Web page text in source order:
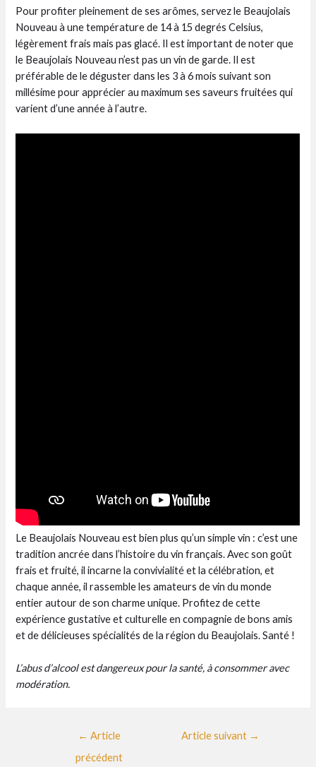
Pour profiter pleinement de ses arômes, servez le Beaujolais
Nouveau à une température de 14 à 15 degrés Celsius,
légèrement frais mais pas glacé. Il est important de noter que
le Beaujolais Nouveau n’est pas un vin de garde. Il est
préférable de le déguster dans les 3 à 6 mois suivant son
millésime pour apprécier au maximum ses saveurs fruitées qui
varient d’une année à l’autre.
Le Beaujolais Nouveau est bien plus qu’un simple vin : c’est une
tradition ancrée dans l’histoire du vin français. Avec son goût
frais et fruité, il incarne la convivialité et la célébration, et
chaque année, il rassemble les amateurs de vin du monde
entier autour de son charme unique. Profitez de cette
expérience gustative et culturelle en compagnie de bons amis
et de délicieuses spécialités de la région du Beaujolais. Santé !
L’abus d’alcool est dangereux pour la santé, à consommer avec
modération.
← Article
précédent
Article suivant →